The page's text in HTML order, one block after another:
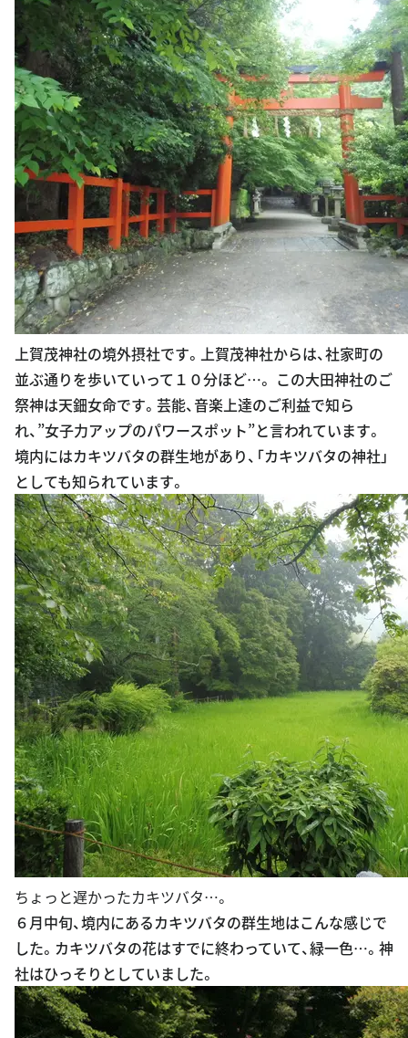
上賀茂神社の境外摂社です。上賀茂神社からは、社家町の
並ぶ通りを歩いていって１０分ほど…。 この大田神社のご
祭神は天鈿女命です。芸能、音楽上達のご利益で知ら
れ、”女子力アップのパワースポット”と言われています。
境内にはカキツバタの群生地があり、「カキツバタの神社」
としても知られています。
ちょっと遅かったカキツバタ…。
６月中旬、境内にあるカキツバタの群生地はこんな感じで
した。カキツバタの花はすでに終わっていて、緑一色…。神
社はひっそりとしていました。